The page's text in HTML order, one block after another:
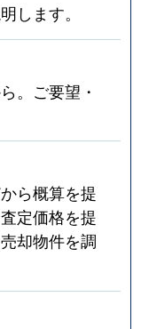
します。
。ご要望・
ら概算を提
定価格を提
却物件を調